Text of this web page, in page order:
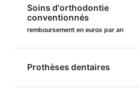
Soins d'orthodontie
conventionnés
remboursement en euros par an
Prothèses dentaires